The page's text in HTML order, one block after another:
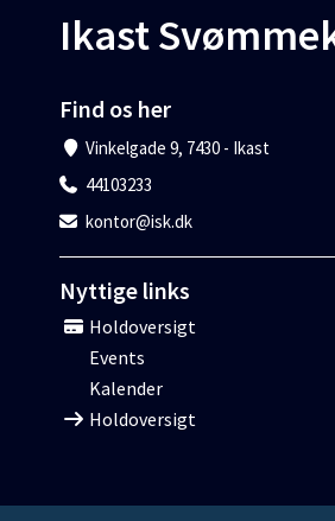
Ikast
Find os her
Vinkelgade 9, 7430 - Ikast
44103233
kontor@isk.dk
Nyttige links
Holdoversigt
Events
Kalender
Holdoversigt